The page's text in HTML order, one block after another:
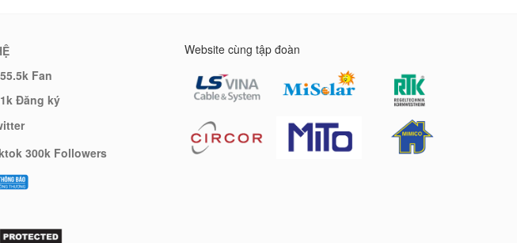
Fan
Đăng ký
300k Followers
Website cùng tập đoàn